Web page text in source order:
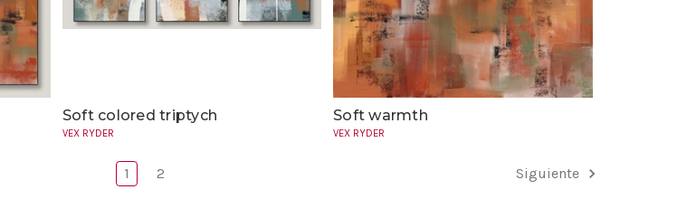
Soft colored triptych
VEX RYDER
Soft warmth
VEX RYDER
1 2 Siguiente